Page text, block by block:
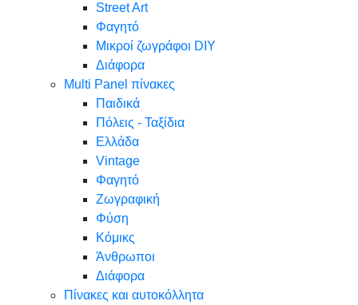
Street Art
Φαγητό
Μικροί ζωγράφοι DIY
Διάφορα
Multi Panel πίνακες
Παιδικά
Πόλεις - Ταξίδια
Ελλάδα
Vintage
Φαγητό
Ζωγραφική
Φύση
Κόμικς
Άνθρωποι
Διάφορα
Πίνακες και αυτοκόλλητα